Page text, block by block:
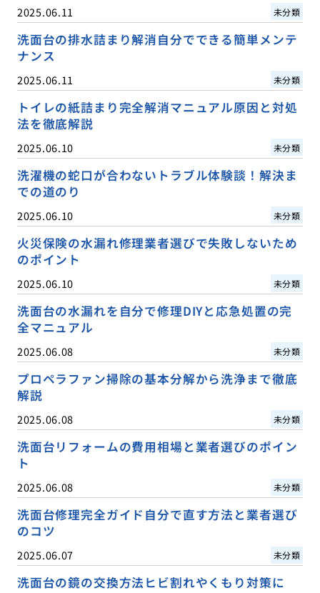
2025.06.11 未分類
洗面台の排水詰まり解消自分でできる簡単メンテ
ナンス
2025.06.11 未分類
トイレの紙詰まり完全解消マニュアル原因と対処
法を徹底解説
2025.06.10 未分類
洗濯機の蛇口が合わないトラブル体験談！解決ま
での道のり
2025.06.10 未分類
火災保険の水漏れ修理業者選びで失敗しないため
のポイント
2025.06.10 未分類
洗面台の水漏れを自分で修理DIYと応急処置の完
全マニュアル
2025.06.08 未分類
プロペラファン掃除の基本分解から洗浄まで徹底
解説
2025.06.08 未分類
洗面台リフォームの費用相場と業者選びのポイン
ト
2025.06.08 未分類
洗面台修理完全ガイド自分で直す方法と業者選び
のコツ
2025.06.07 未分類
洗面台の鏡の交換方法ヒビ割れやくもり対策に